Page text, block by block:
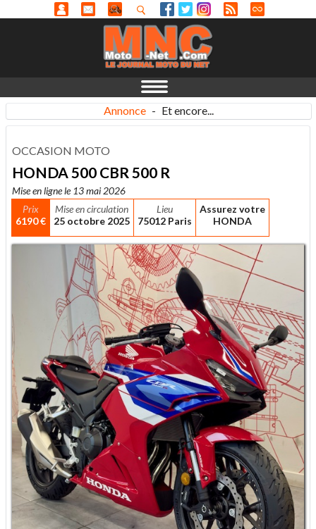
Annonce - Et encore...
OCCASION MOTO
HONDA 500 CBR 500 R
Mise en ligne le 13 mai 2026
Prix
6190 €
Mise en circulation
25 octobre 2025
Lieu
75012 Paris
Assurez votre
HONDA